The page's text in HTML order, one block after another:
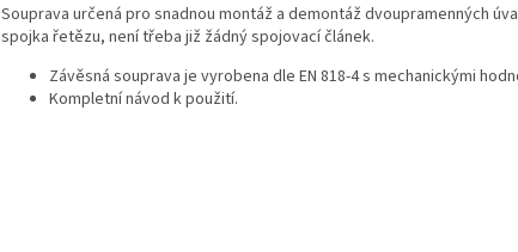
Souprava určená pro snadnou montáž a demontáž dvoupramenných
spojka řetězu, není třeba již žádný spojovací článek.
Závěsná souprava je vyrobena dle EN 818‑4 s mechanickými
Kompletní návod k použití.